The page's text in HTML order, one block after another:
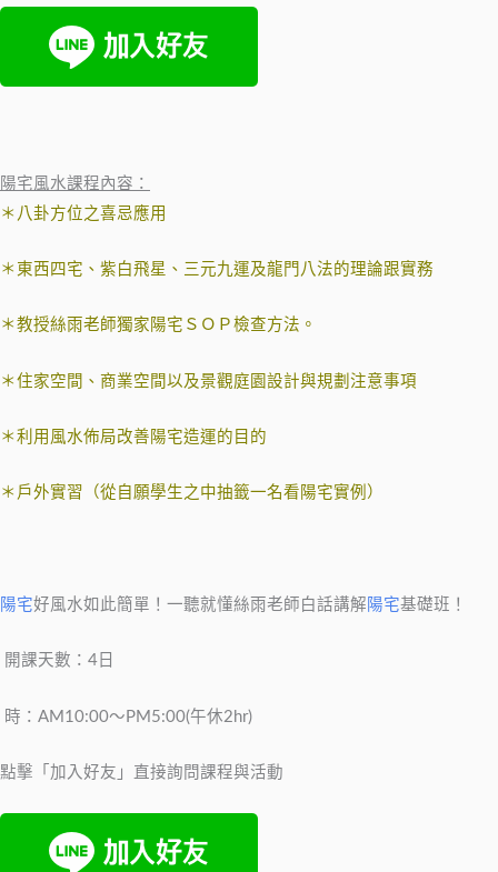
陽宅風水課程內容：
＊八卦方位之喜忌應用
＊東西四宅、紫白飛星、三元九運及龍門八法的理論跟實務
＊教授絲雨老師獨家陽宅ＳＯＰ檢查方法。
＊住家空間、商業空間以及景觀庭園設計與規劃注意事項
＊利用風水佈局改善陽宅造運的目的
＊戶外實習（從自願學生之中抽籤一名看陽宅實例）
陽宅好風水如此簡單！一聽就懂絲雨老師白話講解 陽宅基礎班！
​ 開課天數：4日
​ 時：AM10:00～PM5:00(午休2hr)
點擊「加入好友」直接詢問課程與活動​